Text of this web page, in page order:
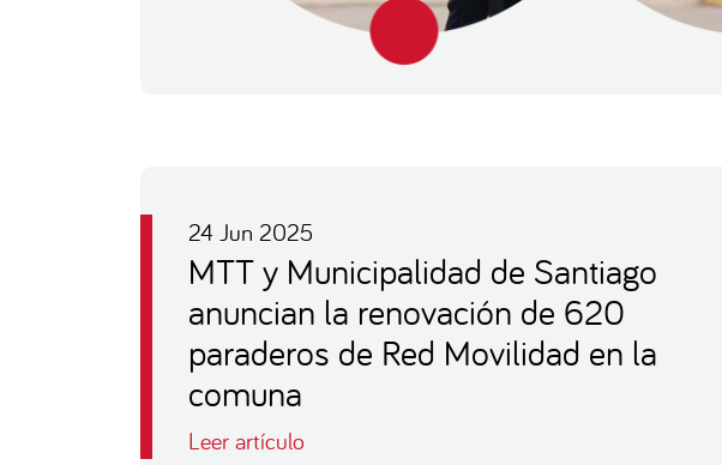
24 Jun 2025
MTT y Municipalidad de Santiago
anuncian la renovación de 620
paraderos de Red Movilidad en la
comuna
Leer artículo